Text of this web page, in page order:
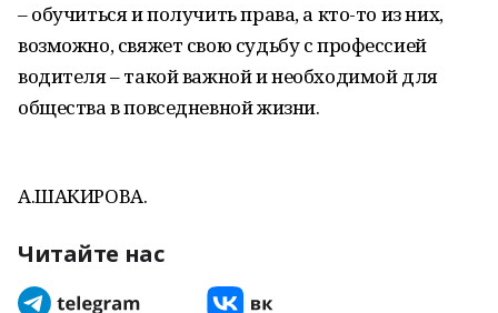
– обучиться и получить права, а кто-то из них,
возможно, свяжет свою судьбу с профессией
водителя – такой важной и необходимой для
общества в повседневной жизни.
А.ШАКИРОВА.
Читайте нас